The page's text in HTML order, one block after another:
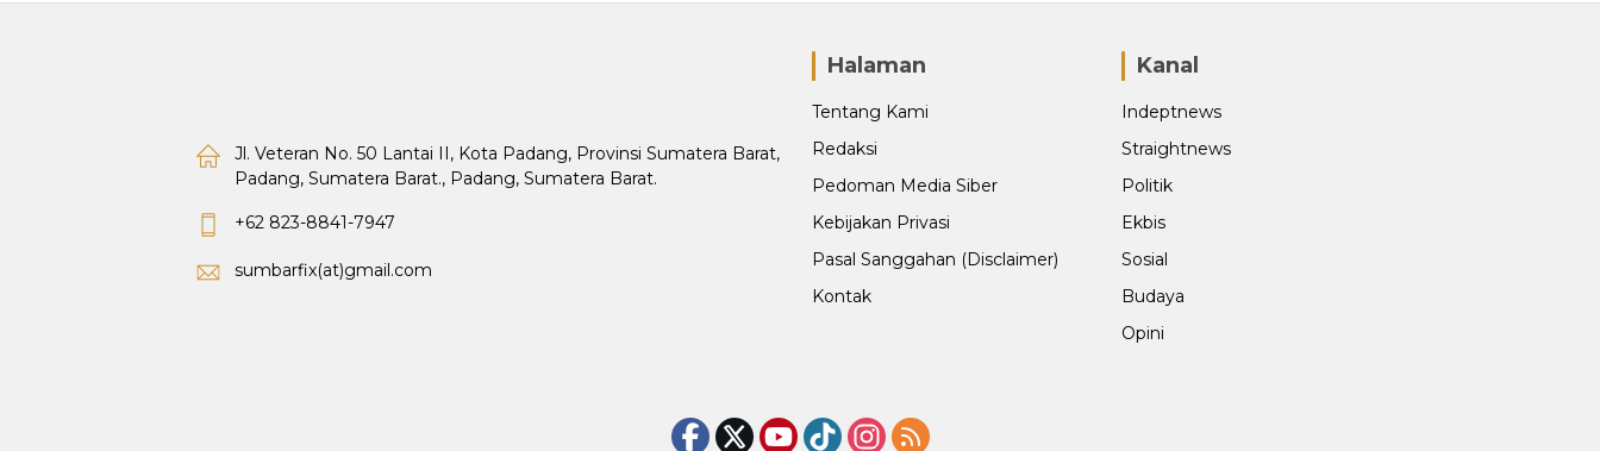
Jl. Veteran No. 50 Lantai II, Kota Padang, Provinsi Sumatera Barat,
Padang, Sumatera Barat., Padang, Sumatera Barat.
+62 823-8841-7947
sumbarfix(at)gmail.com
Halaman
Tentang Kami
Redaksi
Pedoman Media Siber
Kebijakan Privasi
Pasal Sanggahan (Disclaimer)
Kontak
Kanal
Indeptnews
Straightnews
Politik
Ekbis
Sosial
Budaya
Opini